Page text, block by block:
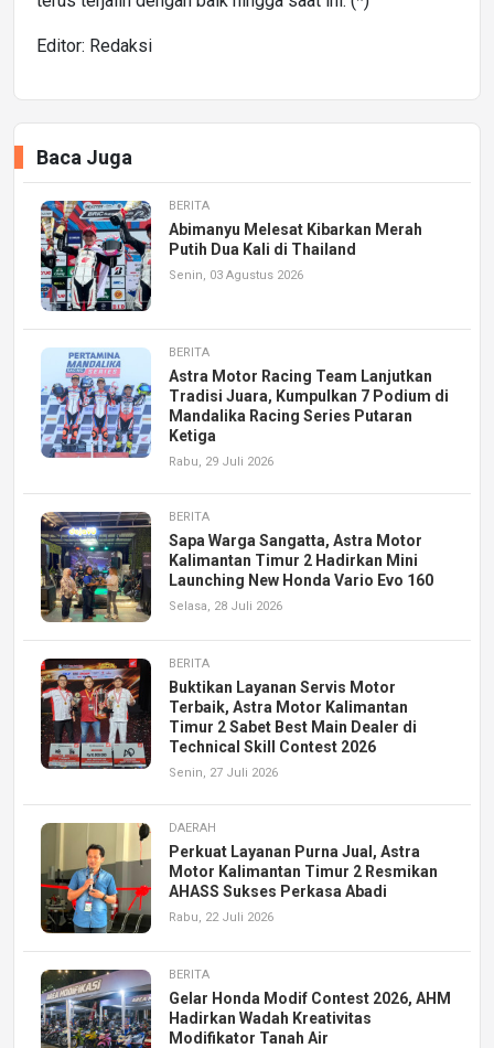
Editor: Redaksi
Baca Juga
BERITA
Abimanyu Melesat Kibarkan Merah
Putih Dua Kali di Thailand
Senin, 03 Agustus 2026
BERITA
Astra Motor Racing Team Lanjutkan
Tradisi Juara, Kumpulkan 7 Podium di
Mandalika Racing Series Putaran
Ketiga
Rabu, 29 Juli 2026
BERITA
Sapa Warga Sangatta, Astra Motor
Kalimantan Timur 2 Hadirkan Mini
Launching New Honda Vario Evo 160
Selasa, 28 Juli 2026
BERITA
Buktikan Layanan Servis Motor
Terbaik, Astra Motor Kalimantan
Timur 2 Sabet Best Main Dealer di
Technical Skill Contest 2026
Senin, 27 Juli 2026
DAERAH
Perkuat Layanan Purna Jual, Astra
Motor Kalimantan Timur 2 Resmikan
AHASS Sukses Perkasa Abadi
Rabu, 22 Juli 2026
BERITA
Gelar Honda Modif Contest 2026, AHM
Hadirkan Wadah Kreativitas
Modifikator Tanah Air